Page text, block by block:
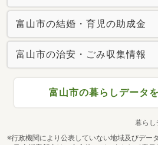
富山市の結婚・育児の助成金
富山市の治安・ごみ収集情報
富山市の暮らしデータ
暮らし
※行政機関により公表していない地域及びデー